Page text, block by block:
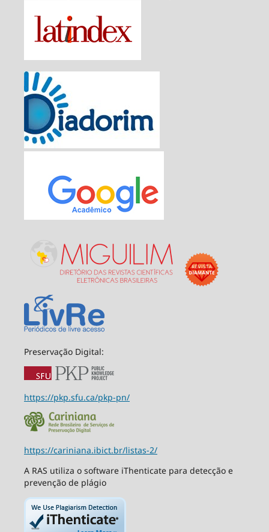
Preservação Digital:
https://pkp.sfu.ca/pkp-pn/
https://cariniana.ibict.br/listas-2/
A RAS utiliza o software iThenticate para detecção e
prevenção de plágio